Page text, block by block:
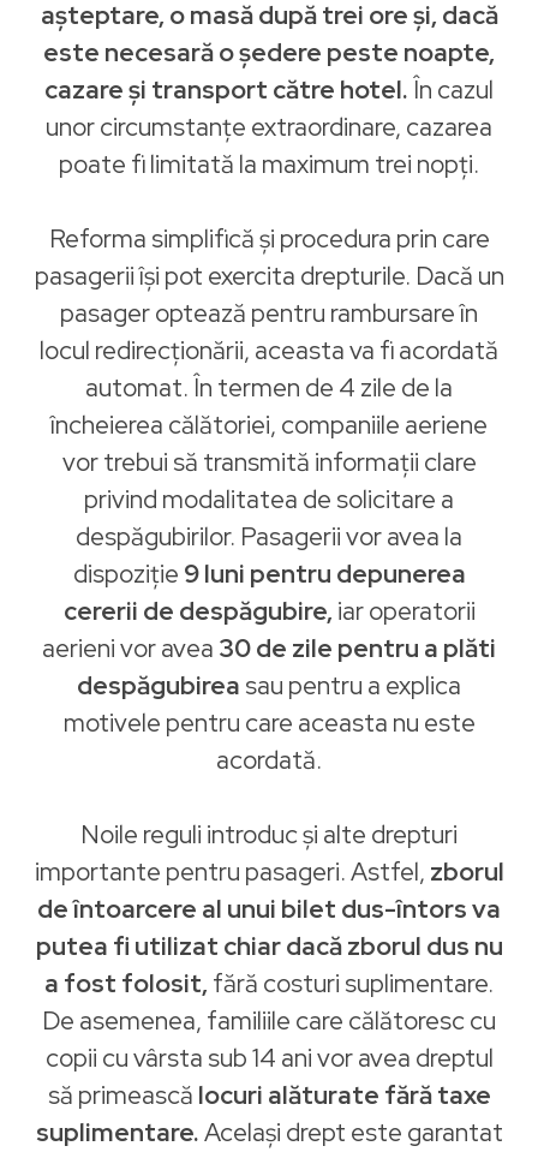
așteptare, o masă după trei ore și, dacă
este necesară o ședere peste noapte,
cazare și transport către hotel. În cazul
unor circumstanțe extraordinare, cazarea
poate fi limitată la maximum trei nopți.
Reforma simplifică și procedura prin care
pasagerii își pot exercita drepturile. Dacă un
pasager optează pentru rambursare în
locul redirecționării, aceasta va fi acordată
automat. În termen de 4 zile de la
încheierea călătoriei, companiile aeriene
vor trebui să transmită informații clare
privind modalitatea de solicitare a
despăgubirilor. Pasagerii vor avea la
dispoziție 9 luni pentru depunerea
cererii de despăgubire, iar operatorii
aerieni vor avea 30 de zile pentru a plăti
despăgubirea sau pentru a explica
motivele pentru care aceasta nu este
acordată.
Noile reguli introduc și alte drepturi
importante pentru pasageri. Astfel, zborul
de întoarcere al unui bilet dus-întors va
putea fi utilizat chiar dacă zborul dus nu
a fost folosit, fără costuri suplimentare.
De asemenea, familiile care călătoresc cu
copii cu vârsta sub 14 ani vor avea dreptul
să primească locuri alăturate fără taxe
suplimentare.Același drept este garantat